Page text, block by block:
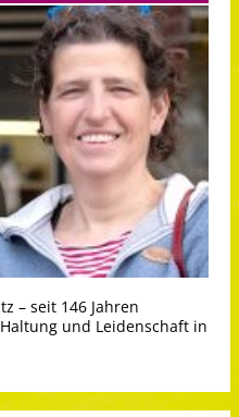
– seit 146 Jahren
und Leidenschaft in